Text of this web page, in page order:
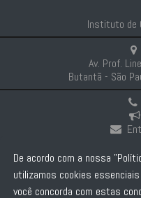
Instituto de
Av. Prof.
Butantã - São
De acordo com a nossa
utilizamos cookies
você concorda com estas